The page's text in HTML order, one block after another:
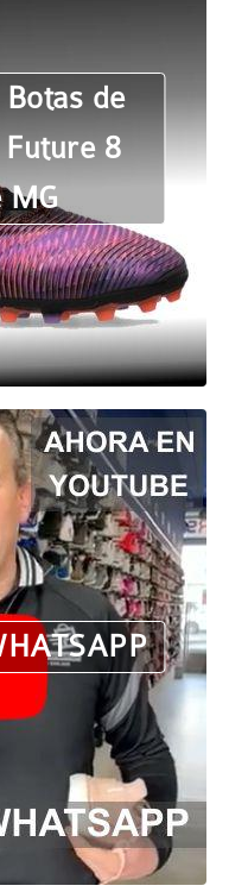
de
8
MG